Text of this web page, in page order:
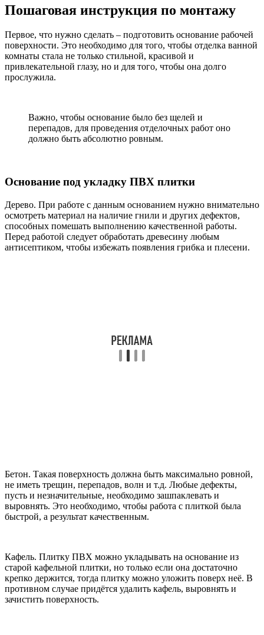
Пошаговая инструкция по монтажу
Первое, что нужно сделать – подготовить основание рабочей
поверхности. Это необходимо для того, чтобы отделка ванной
комнаты стала не только стильной, красивой и
привлекательной глазу, но и для того, чтобы она долго
прослужила.
Важно, чтобы основание было без щелей и
перепадов, для проведения отделочных работ оно
должно быть абсолютно ровным.
Основание под укладку ПВХ плитки
Дерево. При работе с данным основанием нужно внимательно
осмотреть материал на наличие гнили и других дефектов,
способных помешать выполнению качественной работы.
Перед работой следует обработать древесину любым
антисептиком, чтобы избежать появления грибка и плесени.
Бетон. Такая поверхность должна быть максимально ровной,
не иметь трещин, перепадов, волн и т.д. Любые дефекты,
пусть и незначительные, необходимо зашпаклевать и
выровнять. Это необходимо, чтобы работа с плиткой была
быстрой, а результат качественным.
Кафель. Плитку ПВХ можно укладывать на основание из
старой кафельной плитки, но только если она достаточно
крепко держится, тогда плитку можно уложить поверх неё. В
противном случае придётся удалить кафель, выровнять и
зачистить поверхность.